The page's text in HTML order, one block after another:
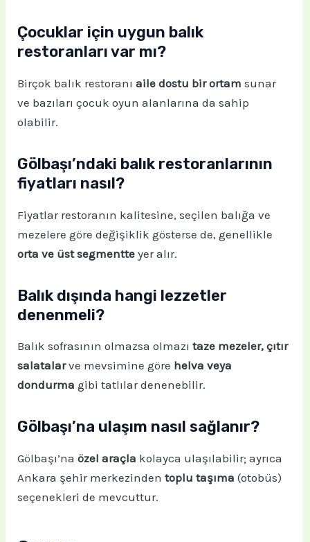
Çocuklar için uygun balık
restoranları var mı?
Birçok balık restoranıaile dostu bir ortam sunar
ve bazıları çocuk oyun alanlarına da sahip
olabilir.
Gölbaşı’ndaki balık restoranlarının
fiyatları nasıl?
Fiyatlar restoranın kalitesine, seçilen balığa ve
mezelere göre değişiklik gösterse de, genellikle
orta ve üst segmentte yer alır.
Balık dışında hangi lezzetler
denenmeli?
Balık sofrasının olmazsa olmazıtaze mezeler, çıtır
salatalarve mevsimine göre helva veya
dondurma gibi tatlılar denenebilir.
Gölbaşı’na ulaşım nasıl sağlanır?
Gölbaşı’naözel araçla kolayca ulaşılabilir; ayrıca
Ankara şehir merkezindentoplu taşıma (otobüs)
seçenekleri de mevcuttur.